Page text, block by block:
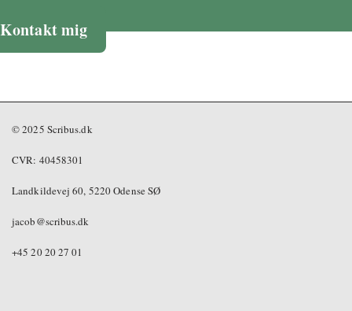
Kontakt mig
© 2025 Scribus.dk
CVR: 40458301
Landkildevej 60, 5220 Odense SØ
jacob@scribus.dk
+45 20 20 27 01